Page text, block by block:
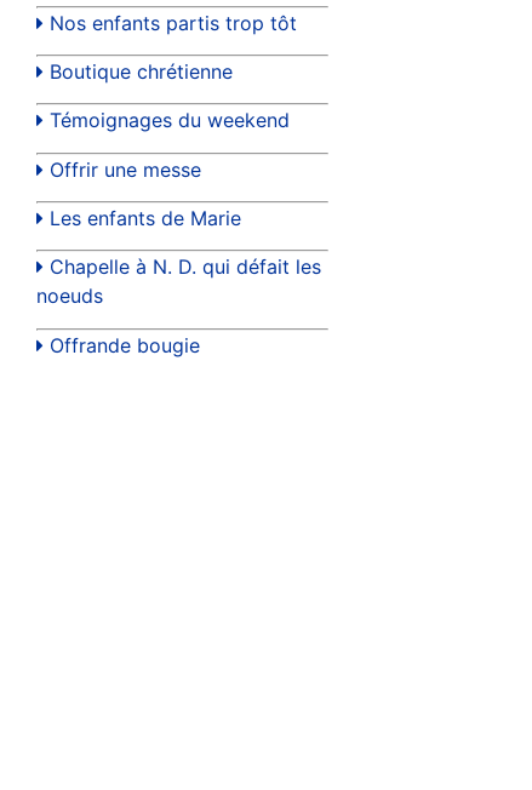
Nos enfants partis trop tôt
Boutique chrétienne
Témoignages du weekend
Offrir une messe
Les enfants de Marie
Chapelle à N. D. qui défait les
noeuds
Offrande bougie